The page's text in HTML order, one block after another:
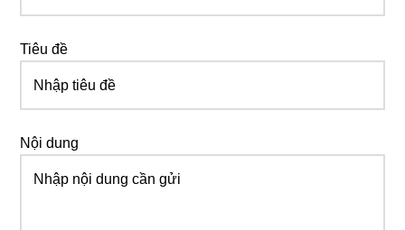
Tiêu đề
Nội dung